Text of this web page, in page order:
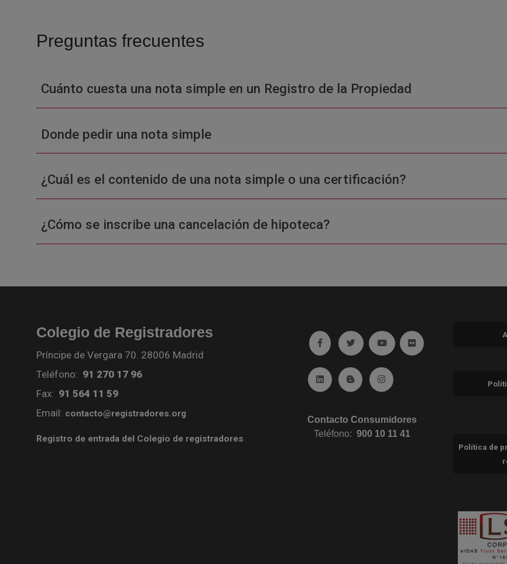
Preguntas frecuentes
Cuánto cuesta una nota simple en un Registro de la Propiedad
Donde pedir una nota simple
¿Cuál es el contenido de una nota simple o una certificación?
¿Cómo se inscribe una cancelación de hipoteca?
Colegio de Registradores
Príncipe de Vergara 70. 28006 Madrid
Teléfono: 91 270 17 96
Fax: 91 564 11 59
Email: contacto@registradores.org
Registro de entrada del Colegio de registradores
Ir a facebook (abre en ventana nueva)
Ir a twitter (abre en ventana nueva)
Ir a YouTube (abre en ventana
Ir a Flickr (abre en
Ir a Linkedin (abre en ventana nueva)
Ir al Blog (abre en ventana nueva)
Ir a Instagram (abre en ventana
Contacto Consumidores
Teléfono:900 10 11 41
Política de